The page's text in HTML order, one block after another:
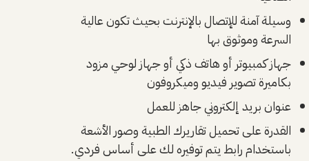
وسيلة آمنة للإتصال بالإنترنت بحيث تكون عالية
السرعة وموثوق بها
جهاز كمبيوتر أو هاتف ذكي أو جهاز لوحي مزود
بكاميرة تصوير فيديو وميكروفون
عنوان بريد إلكتروني جاهز للعمل
القدرة على تحميل تقاريرك الطبية وصور الأشعة
باستخدام رابط يتم توفيره لك على أساس فردي.